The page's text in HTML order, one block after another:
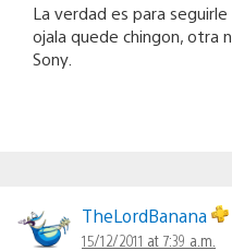
La verdad es para
ojala quede chingon, otra
Sony.
TheLordBanana
15/12/2011 at 7:39 a.m.